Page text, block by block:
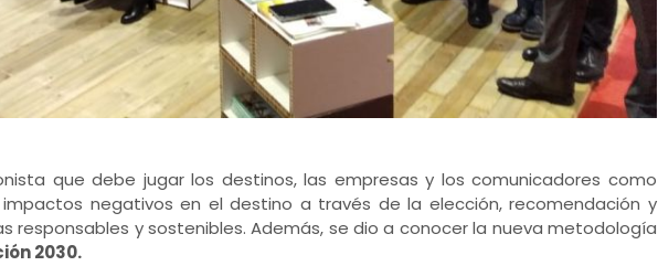
que debe jugar los destinos, las empresas y los comunicadores como
negativos en el destino a través de la elección, recomendación y
responsables y sostenibles. Además, se dio a conocer la nueva metodología
2030.